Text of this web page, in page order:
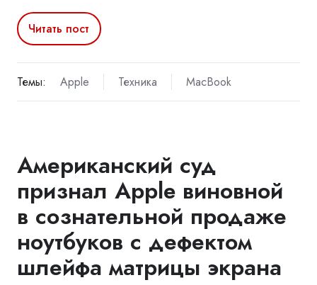
Читать пост
Темы: Apple Техника MacBook
Американский суд
признал Apple виновной
в сознательной продаже
ноутбуков с дефектом
шлейфа матрицы экрана